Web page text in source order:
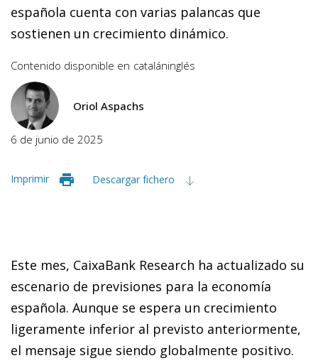
española cuenta con varias palancas que
sostienen un crecimiento dinámico.
Contenido disponible en cataláninglés
Oriol Aspachs
6 de junio de 2025
Imprimir Descargar fichero
Este mes, CaixaBank Research ha actualizado su
escenario de previsiones para la economía
española. Aunque se espera un crecimiento
ligeramente inferior al previsto anteriormente,
el mensaje sigue siendo globalmente positivo.